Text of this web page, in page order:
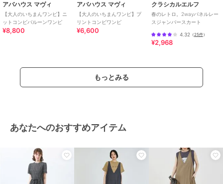
アバハウス マヴィ
【大人のいちまんワンピ】ニ
ットコンビバルーンワンピ
¥8,800
アバハウス マヴィ
【大人のいちまんワンピ】プ
リントコンビワンピ
¥6,600
クラシカルエルフ
春のレトロ。2wayパネルレー
スジャンパースカート
4.32 （25件）
¥2,968
もっとみる
あなたへのおすすめアイテム